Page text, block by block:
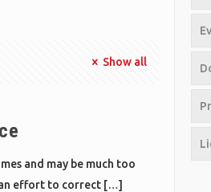
Show all
and may be much too
an effort to correct[…]